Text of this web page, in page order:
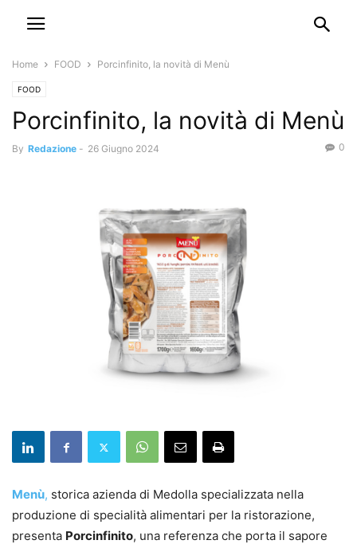
Home FOOD Porcinfinito, la novità di Menù
FOOD
Porcinfinito, la novità di Menù
By Redazione - 26 Giugno 2024 0
Menù, storica azienda di Medolla specializzata nella
produzione di specialità alimentari per la ristorazione,
presenta Porcinfinito, una referenza che porta il sapore